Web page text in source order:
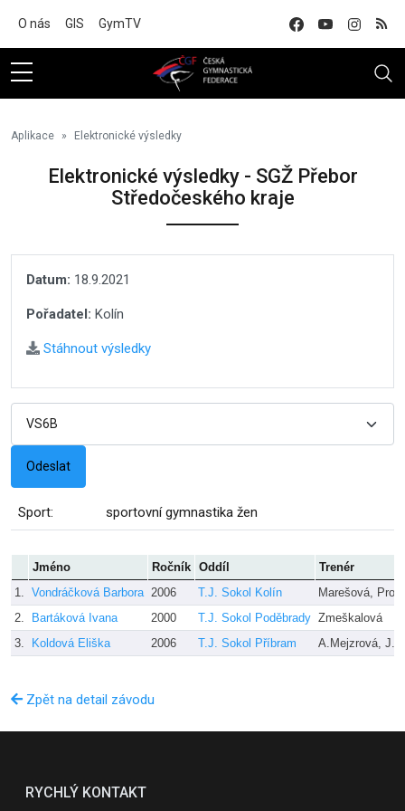
O nás GIS GymTV
Aplikace Elektronické výsledky
Elektronické výsledky - SGŽ Přebor
Středočeského kraje
Datum: 18.9.2021
Pořadatel: Kolín
Stáhnout výsledky
Sport: sportovní gymnastika žen
Jméno Ročník Oddíl
Trenér
1. Vondráčková Barbora 2006 T.J. Sokol Kolín
Marešová,
2.
Bartáková Ivana 2000 T.J. Sokol Poděbrady Zmeškalová
3.
Koldová Eliška 2006 T.J. Sokol Příbram A.Mejzrová,
Zpět na detail závodu
RYCHLÝ KONTAKT